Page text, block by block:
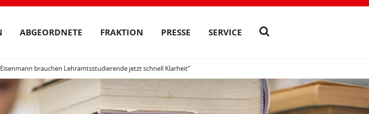
ABGEORDNETE FRAKTION PRESSE SERVICE
brauchen Lehramtsstudierende jetzt schnell Klarheit“